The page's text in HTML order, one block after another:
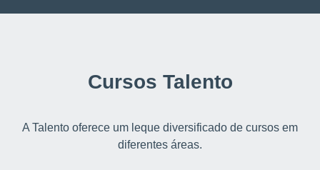
Cursos Talento
A Talento oferece um leque diversificado de cursos em
diferentes áreas.